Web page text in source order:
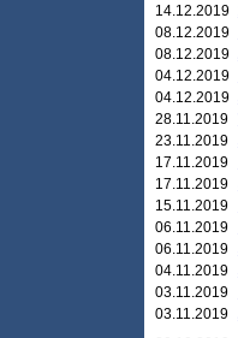
14.12.2019
08.12.2019
08.12.2019
04.12.2019
04.12.2019
28.11.2019
23.11.2019
17.11.2019
17.11.2019
15.11.2019
06.11.2019
06.11.2019
04.11.2019
03.11.2019
03.11.2019